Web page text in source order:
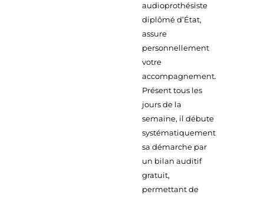
audioprothésiste
diplômé d’État,
assure
personnellement
votre
accompagnement.
Présent tous les
jours de la
semaine, il débute
systématiquement
sa démarche par
un bilan auditif
gratuit,
permettant de